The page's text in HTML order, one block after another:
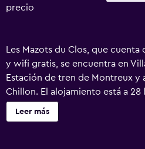
precio
Les Mazots du Clos, que
y wifi gratis, se encuentra en
Estación de tren de Montreux y
Chillon. El alojamiento está a 28
Suizo del Audiovisual y a 38 km
dispone de acceso a pie de pista
Leer más